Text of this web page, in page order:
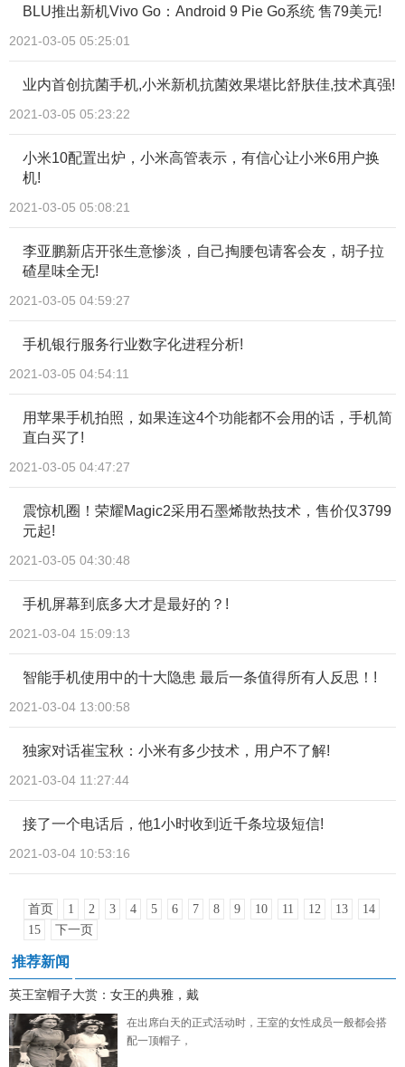
BLU推出新机Vivo Go：Android 9 Pie Go系统 售79美元!
2021-03-05 05:25:01
业内首创抗菌手机,小米新机抗菌效果堪比舒肤佳,技术真强!
2021-03-05 05:23:22
小米10配置出炉，小米高管表示，有信心让小米6用户换
机!
2021-03-05 05:08:21
李亚鹏新店开张生意惨淡，自己掏腰包请客会友，胡子拉
碴星味全无!
2021-03-05 04:59:27
手机银行服务行业数字化进程分析!
2021-03-05 04:54:11
用苹果手机拍照，如果连这4个功能都不会用的话，手机简
直白买了!
2021-03-05 04:47:27
震惊机圈！荣耀Magic2采用石墨烯散热技术，售价仅3799
元起!
2021-03-05 04:30:48
手机屏幕到底多大才是最好的？!
2021-03-04 15:09:13
智能手机使用中的十大隐患 最后一条值得所有人反思！!
2021-03-04 13:00:58
独家对话崔宝秋：小米有多少技术，用户不了解!
2021-03-04 11:27:44
接了一个电话后，他1小时收到近千条垃圾短信!
2021-03-04 10:53:16
首页 1 2 3 4 5 6 7 8 9 10 11 12 13
14
15
下一页
推荐新闻
英王室帽子大赏：女王的典雅，戴
在出席白天的正式活动时，王室的女性成员一般都会搭
配一顶帽子，